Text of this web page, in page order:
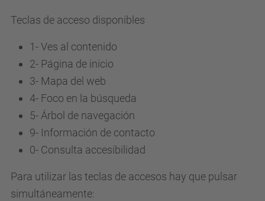
Teclas de acceso disponibles
1- Ves al contenido
2- Página de inicio
3- Mapa del web
4- Foco en la búsqueda
5- Árbol de navegación
9- Información de contacto
0- Consulta accesibilidad
Para utilizar las teclas de accesos hay que pulsar
simultáneamente: